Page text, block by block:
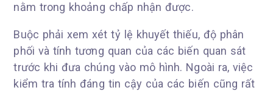
nằm trong khoảng chấp nhận được.
Buộc phải xem xét tỷ lệ khuyết thiếu, độ phân
phối và tính tương quan của các biến quan sát
trước khi đưa chúng vào mô hình. Ngoài ra, việc
kiểm tra tính đáng tin cậy của các biến cũng rất